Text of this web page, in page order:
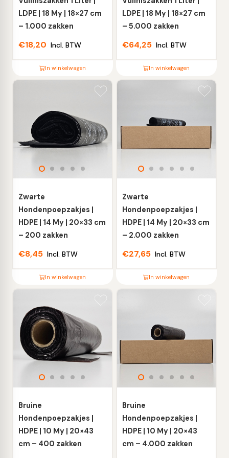
de
productpagina
de
productpagina
LDPE | 18 My | 18×27 cm
– 1.000 zakken
€18,20 Incl. BTW
In winkelwagen
Dit
meerdere
variaties.
Deze
worden
op
de
productpagina
LDPE | 18 My | 18×27 cm
– 5.000 zakken
€64,25 Incl. BTW
In winkelwagen
Dit
variaties.
Deze
worden
op
de
productpagina
Zwarte
Hondenpoepzakjes |
HDPE | 14 My | 20×33 cm
– 200 zakken
€8,45 Incl. BTW
In winkelwagen
Dit
heeft
meerdere
variaties.
Deze
worden
op
de
productpagina
Zwarte
Hondenpoepzakjes |
HDPE | 14 My | 20×33 cm
– 2.000 zakken
€27,65 Incl. BTW
In winkelwagen
Dit
variaties.
Deze
optie
worden
op
de
productpagina
Bruine
Hondenpoepzakjes |
HDPE | 10 My | 20×43
cm – 400 zakken
Bruine
Hondenpoepzakjes |
HDPE | 10 My | 20×43
cm – 4.000 zakken